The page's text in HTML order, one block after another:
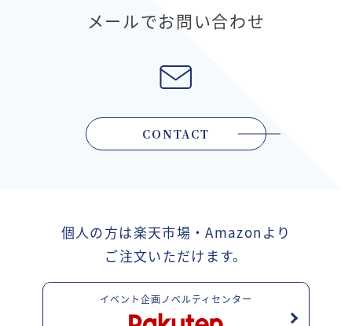
メールでお問い合わせ
CONTACT
個人の方は楽天市場・Amazonより
ご注文いただけます。
イベント企画ノベルティセンター